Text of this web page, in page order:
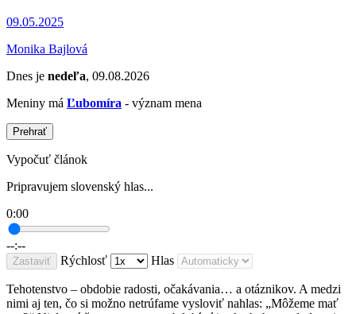
09.05.2025
Monika Bajlová
Dnes je nedeľa, 09.08.2026
Meniny má Ľubomíra - význam mena
Prehrať
Vypočuť článok
Pripravujem slovenský hlas...
0:00
--:--
Zastaviť Rýchlosť Hlas
Tehotenstvo – obdobie radosti, očakávania… a otáznikov. A medzi
nimi aj ten, čo si možno netrúfame vysloviť nahlas: „Môžeme mať